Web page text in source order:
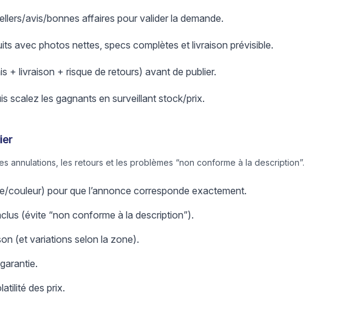
avis/bonnes affaires pour valider la demande.
avec photos nettes, specs complètes et livraison prévisible.
+ livraison + risque de retours) avant de publier.
scalez les gagnants en surveillant stock/prix.
annulations, les retours et les problèmes “non conforme à la description”.
couleur) pour que l’annonce corresponde exactement.
(évite “non conforme à la description”).
(et variations selon la zone).
des prix.